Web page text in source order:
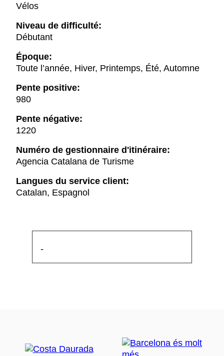
Vélos
Niveau de difficulté:
Débutant
Époque:
Toute l’année, Hiver, Printemps, Été, Automne
Pente positive:
980
Pente négative:
1220
Numéro de gestionnaire d'itinéraire:
Agencia Catalana de Turisme
Langues du service client:
Catalan, Espagnol
-